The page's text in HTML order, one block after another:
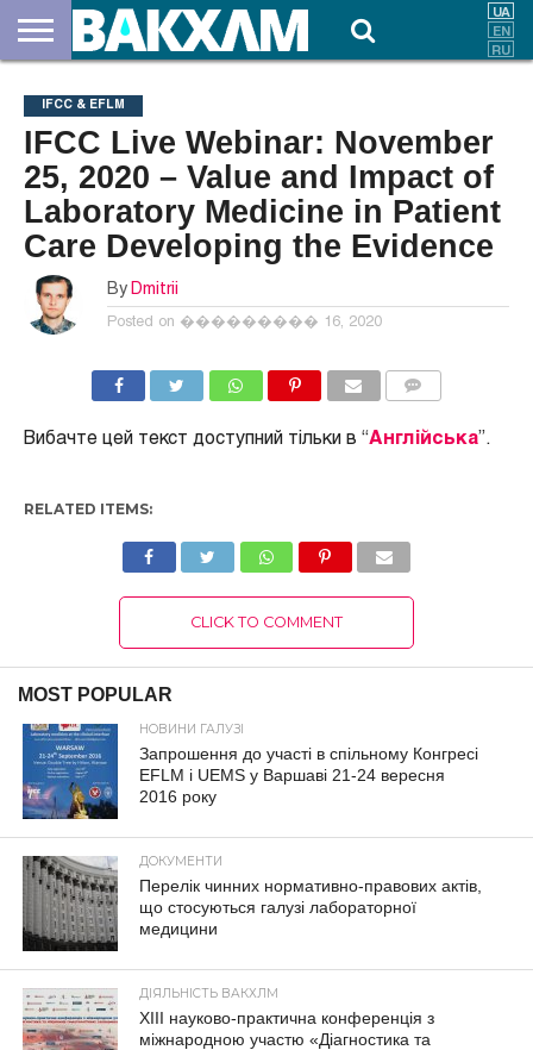
НАС
ВНЕСКИ
ДОКУМЕНТИ
НОВИНИ
КОНТАКТИ
IFCC & EFLM
IFCC Live Webinar: November
25, 2020 – Value and Impact of
Laboratory Medicine in Patient
Care Developing the Evidence
By Dmitrii
Posted on ��������� 16, 2020
Вибачте цей текст доступний тільки в “Англійська”.
RELATED ITEMS:
CLICK TO COMMENT
MOST POPULAR
НОВИНИ ГАЛУЗІ
Запрошення до участі в спільному Конгресі
EFLM і UEMS у Варшаві 21-24 вересня
2016 року
ДОКУМЕНТИ
Перелік чинних нормативно-правових актів,
що стосуються галузі лабораторної
медицини
ДІЯЛЬНІСТЬ ВАКХЛМ
XIII науково-практична конференція з
міжнародною участю «Діагностика та